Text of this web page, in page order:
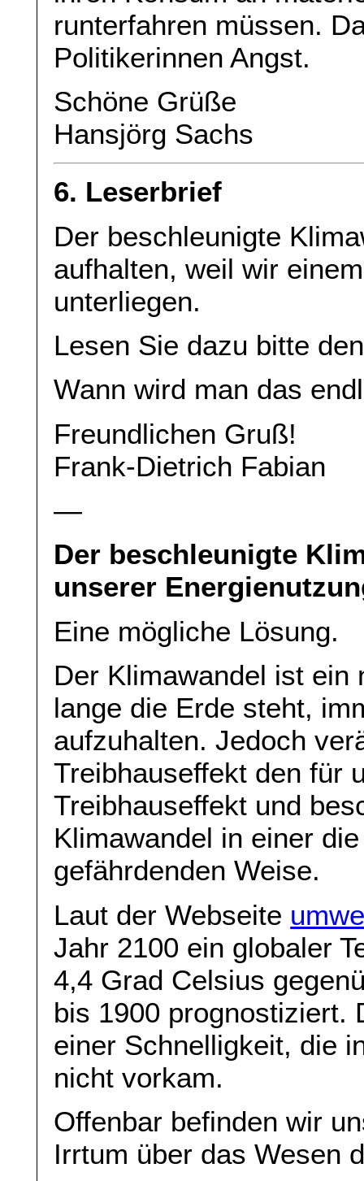
runterfahren müssen.
Politikerinnen Angst.
Schöne Grüße
Hansjörg Sachs
6. Leserbrief
Der beschleunigte
aufhalten, weil wir
unterliegen.
Lesen Sie dazu bitte
Wann wird man das
Freundlichen Gruß!
Frank-Dietrich Fabian
—
Der beschleunigte
unserer
Eine mögliche Lösung.
Der Klimawandel ist ein
lange die Erde steht,
aufzuhalten. Jedoch
Treibhauseffekt den für
Treibhauseffekt und
Klimawandel in einer
gefährdenden Weise.
Laut der Webseite
Jahr 2100 ein globaler
4,4 Grad Celsius
bis 1900 prognostiziert.
einer Schnelligkeit, die
nicht vorkam.
Offenbar befinden wir
Irrtum über das Wesen